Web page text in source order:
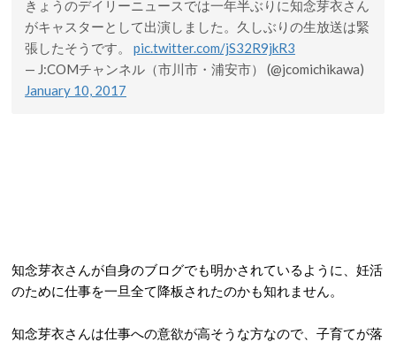
きょうのデイリーニュースでは一年半ぶりに知念芽衣さん
がキャスターとして出演しました。久しぶりの生放送は緊
張したそうです。 pic.twitter.com/jS32R9jkR3
— J:COMチャンネル（市川市・浦安市） (@jcomichikawa)
January 10, 2017
知念芽衣さんが自身のブログでも明かされているように、妊活
のために仕事を一旦全て降板されたのかも知れません。
知念芽衣さんは仕事への意欲が高そうな方なので、子育てが落